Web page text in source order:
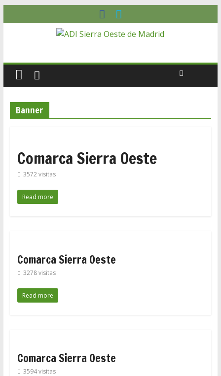
Banner
Comarca Sierra Oeste
3572 visitas
Read more
Comarca Sierra Oeste
3278 visitas
Read more
Comarca Sierra Oeste
3594 visitas